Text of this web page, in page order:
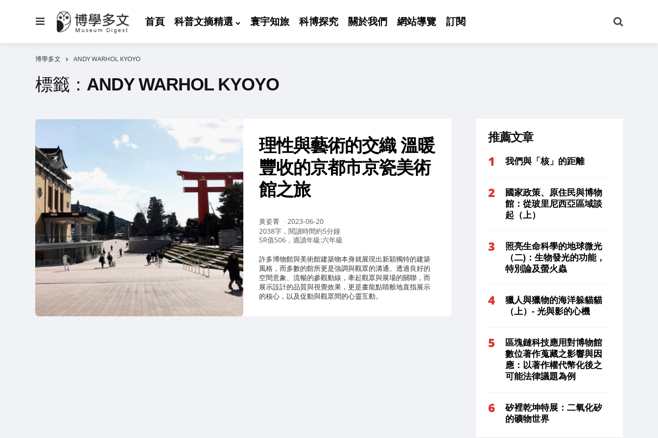
首頁 科普文摘精選 寰宇知旅 科博探究 關於我們 網站導覽 訂閱
尋
博學多文 ANDY WARHOL KYOYO
標籤： ANDY WARHOL KYOYO
理性與藝術的交織 溫暖
豐收的京都市京瓷美術
館之旅
作
者：
黃姿菁
2023-06-20
2038字，閱讀時間約5分鐘
SR值506，適讀年級:六年級
許多博物館與美術館建築物本身就展現出新穎獨特的建築
風格，而多數的館所更是強調與觀眾的溝通。透過良好的
空間意象、流暢的參觀動線，牽起觀眾與展場的關聯，而
展示設計的品質與視覺效果，更是畫龍點睛般地直指展示
的核心，以及促動與觀眾間的心靈互動。
推薦文章
我們與「核」的距離
國家政策、原住民與博物
館：從玻里尼西亞區域談
起（上）
照亮生命科學的地球微光
（二)：生物發光的功能，
特別論及螢火蟲
獵人與獵物的海洋躲貓貓
（上）- 光與影的心機
區塊鏈科技應用對博物館
數位著作蒐藏之影響與因
應：以著作權代幣化後之
可能法律議題為例
矽裡乾坤特展：二氧化矽
的礦物世界